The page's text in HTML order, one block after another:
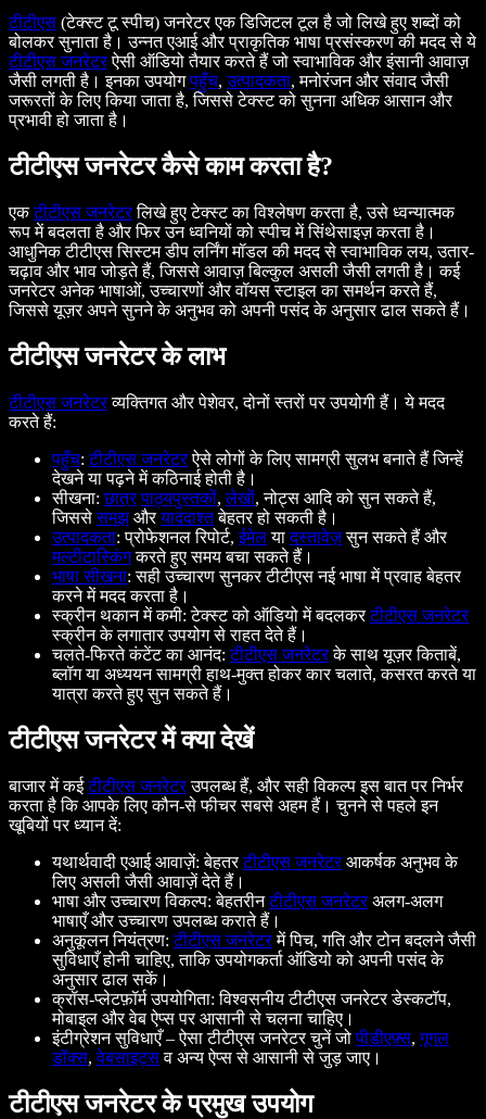
टीटीएस (टेक्स्ट टू स्पीच) जनरेटर एक डिजिटल टूल है जो लिखे हुए शब्दों को
बोलकर सुनाता है। उन्नत एआई और प्राकृतिक भाषा प्रसंस्करण की मदद से ये
टीटीएस जनरेटरऐसी ऑडियो तैयार करते हैं जो स्वाभाविक और इंसानी आवाज़
जैसी लगती है। इनका उपयोगपहुँच,उत्पादकता, मनोरंजन और संवाद जैसी
जरूरतों के लिए किया जाता है, जिससे टेक्स्ट को सुनना अधिक आसान और
प्रभावी हो जाता है।
टीटीएस जनरेटर कैसे काम करता है?
एकटीटीएस जनरेटरलिखे हुए टेक्स्ट का विश्लेषण करता है, उसे ध्वन्यात्मक
रूप में बदलता है और फिर उन ध्वनियों को स्पीच में सिंथेसाइज़ करता है।
आधुनिक टीटीएस सिस्टम डीप लर्निंग मॉडल की मदद से स्वाभाविक लय, उतार-
चढ़ाव और भाव जोड़ते हैं, जिससे आवाज़ बिल्कुल असली जैसी लगती है। कई
जनरेटर अनेक भाषाओं, उच्चारणों और वॉयस स्टाइल का समर्थन करते हैं,
जिससे यूज़र अपने सुनने के अनुभव को अपनी पसंद के अनुसार ढाल सकते हैं।
टीटीएस जनरेटर के लाभ
टीटीएस जनरेटरव्यक्तिगत और पेशेवर, दोनों स्तरों पर उपयोगी हैं। ये मदद
करते हैं:
पहुँच:टीटीएस जनरेटरऐसे लोगों के लिए सामग्री सुलभ बनाते हैं जिन्हें
देखने या पढ़ने में कठिनाई होती है।
सीखना:छात्र पाठ्यपुस्तकों,लेखों, नोट्स आदि को सुन सकते हैं,
जिससेसमझऔरयाददाश्तबेहतर हो सकती है।
उत्पादकता: प्रोफेशनल रिपोर्ट,ईमेलयादस्तावेज़सुन सकते हैं और
मल्टीटास्किंगकरते हुए समय बचा सकते हैं।
भाषा सीखना: सही उच्चारण सुनकर टीटीएस नई भाषा में प्रवाह बेहतर
करने में मदद करता है।
स्क्रीन थकान में कमी: टेक्स्ट को ऑडियो में बदलकरटीटीएस जनरेटर
स्क्रीन के लगातार उपयोग से राहत देते हैं।
चलते-फिरते कंटेंट का आनंद:टीटीएस जनरेटरके साथ यूज़र किताबें,
ब्लॉग या अध्ययन सामग्री हाथ-मुक्त होकर कार चलाते, कसरत करते या
यात्रा करते हुए सुन सकते हैं।
टीटीएस जनरेटर में क्या देखें
बाजार में कईटीटीएस जनरेटरउपलब्ध हैं, और सही विकल्प इस बात पर निर्भर
करता है कि आपके लिए कौन-से फीचर सबसे अहम हैं। चुनने से पहले इन
खूबियों पर ध्यान दें:
यथार्थवादी एआई आवाज़ें: बेहतरटीटीएस जनरेटरआकर्षक अनुभव के
लिए असली जैसी आवाज़ें देते हैं।
भाषा और उच्चारण विकल्प: बेहतरीनटीटीएस जनरेटरअलग-अलग
भाषाएँ और उच्चारण उपलब्ध कराते हैं।
अनुकूलन नियंत्रण:टीटीएस जनरेटरमें पिच, गति और टोन बदलने जैसी
सुविधाएँ होनी चाहिए, ताकि उपयोगकर्ता ऑडियो को अपनी पसंद के
अनुसार ढाल सकें।
क्रॉस-प्लेटफ़ॉर्म उपयोगिता: विश्वसनीय टीटीएस जनरेटर डेस्कटॉप,
मोबाइल और वेब ऐप्स पर आसानी से चलना चाहिए।
इंटीग्रेशन सुविधाएँ – ऐसा टीटीएस जनरेटर चुनें जोपीडीएफ़्स,गूगल
डॉक्स,वेबसाइट्सव अन्य ऐप्स से आसानी से जुड़ जाए।
टीटीएस जनरेटर के प्रमुख उपयोग